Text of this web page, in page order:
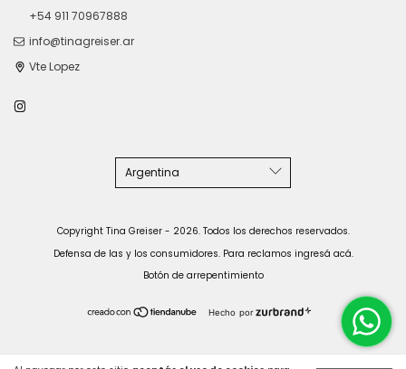
+54 911 70967888
info@tinagreiser.ar
Vte Lopez
Copyright Tina Greiser - 2026. Todos los derechos reservados.
Defensa de las y los consumidores. Para reclamos ingresá acá.
Botón de arrepentimiento
Hecho por